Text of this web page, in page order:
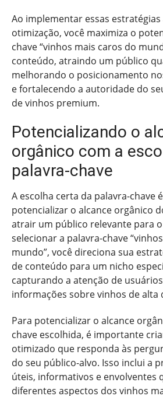
Ao implementar essas estratégias
otimização, você maximiza o
chave “vinhos mais caros do
conteúdo, atraindo um público
melhorando o posicionamento
e fortalecendo a autoridade do
de vinhos premium.
Potencializando o
orgânico com a
palavra-chave
A escolha certa da palavra-chave
potencializar o alcance orgânico
atrair um público relevante para o
selecionar a palavra-chave
mundo”, você direciona sua
de conteúdo para um nicho
capturando a atenção de
informações sobre vinhos de alta
Para potencializar o alcance
chave escolhida, é importante
otimizado que responda às
do seu público-alvo. Isso inclui a
úteis, informativos e envolventes
diferentes aspectos dos vinhos